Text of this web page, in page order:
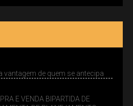
vantagem de quem se antecipa
E VENDA BIPARTIDA DE